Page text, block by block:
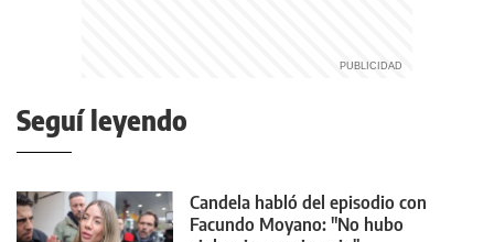
Seguí leyendo
Candela habló del episodio con
Facundo Moyano: "No hubo